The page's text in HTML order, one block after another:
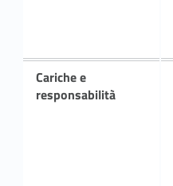
Cariche e
responsabilità